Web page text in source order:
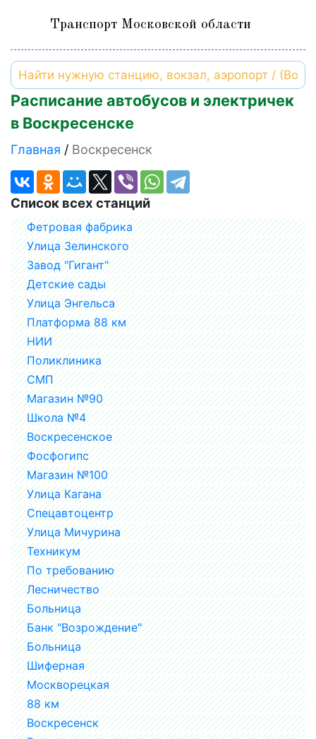
Транспорт Московской области
Расписание автобусов и электричек
в Воскресенске
Главная Воскресенск
Список всех станций
Фетровая фабрика
Улица Зелинского
Завод "Гигант"
Детские сады
Улица Энгельса
Платформа 88 км
НИИ
Поликлиника
СМП
Магазин №90
Школа №4
Воскресенское
Фосфогипс
Магазин №100
Улица Кагана
Спецавтоцентр
Улица Мичурина
Техникум
По требованию
Лесничество
Больница
Банк "Возрождение"
Больница
Шиферная
Москворецкая
88 км
Воскресенск